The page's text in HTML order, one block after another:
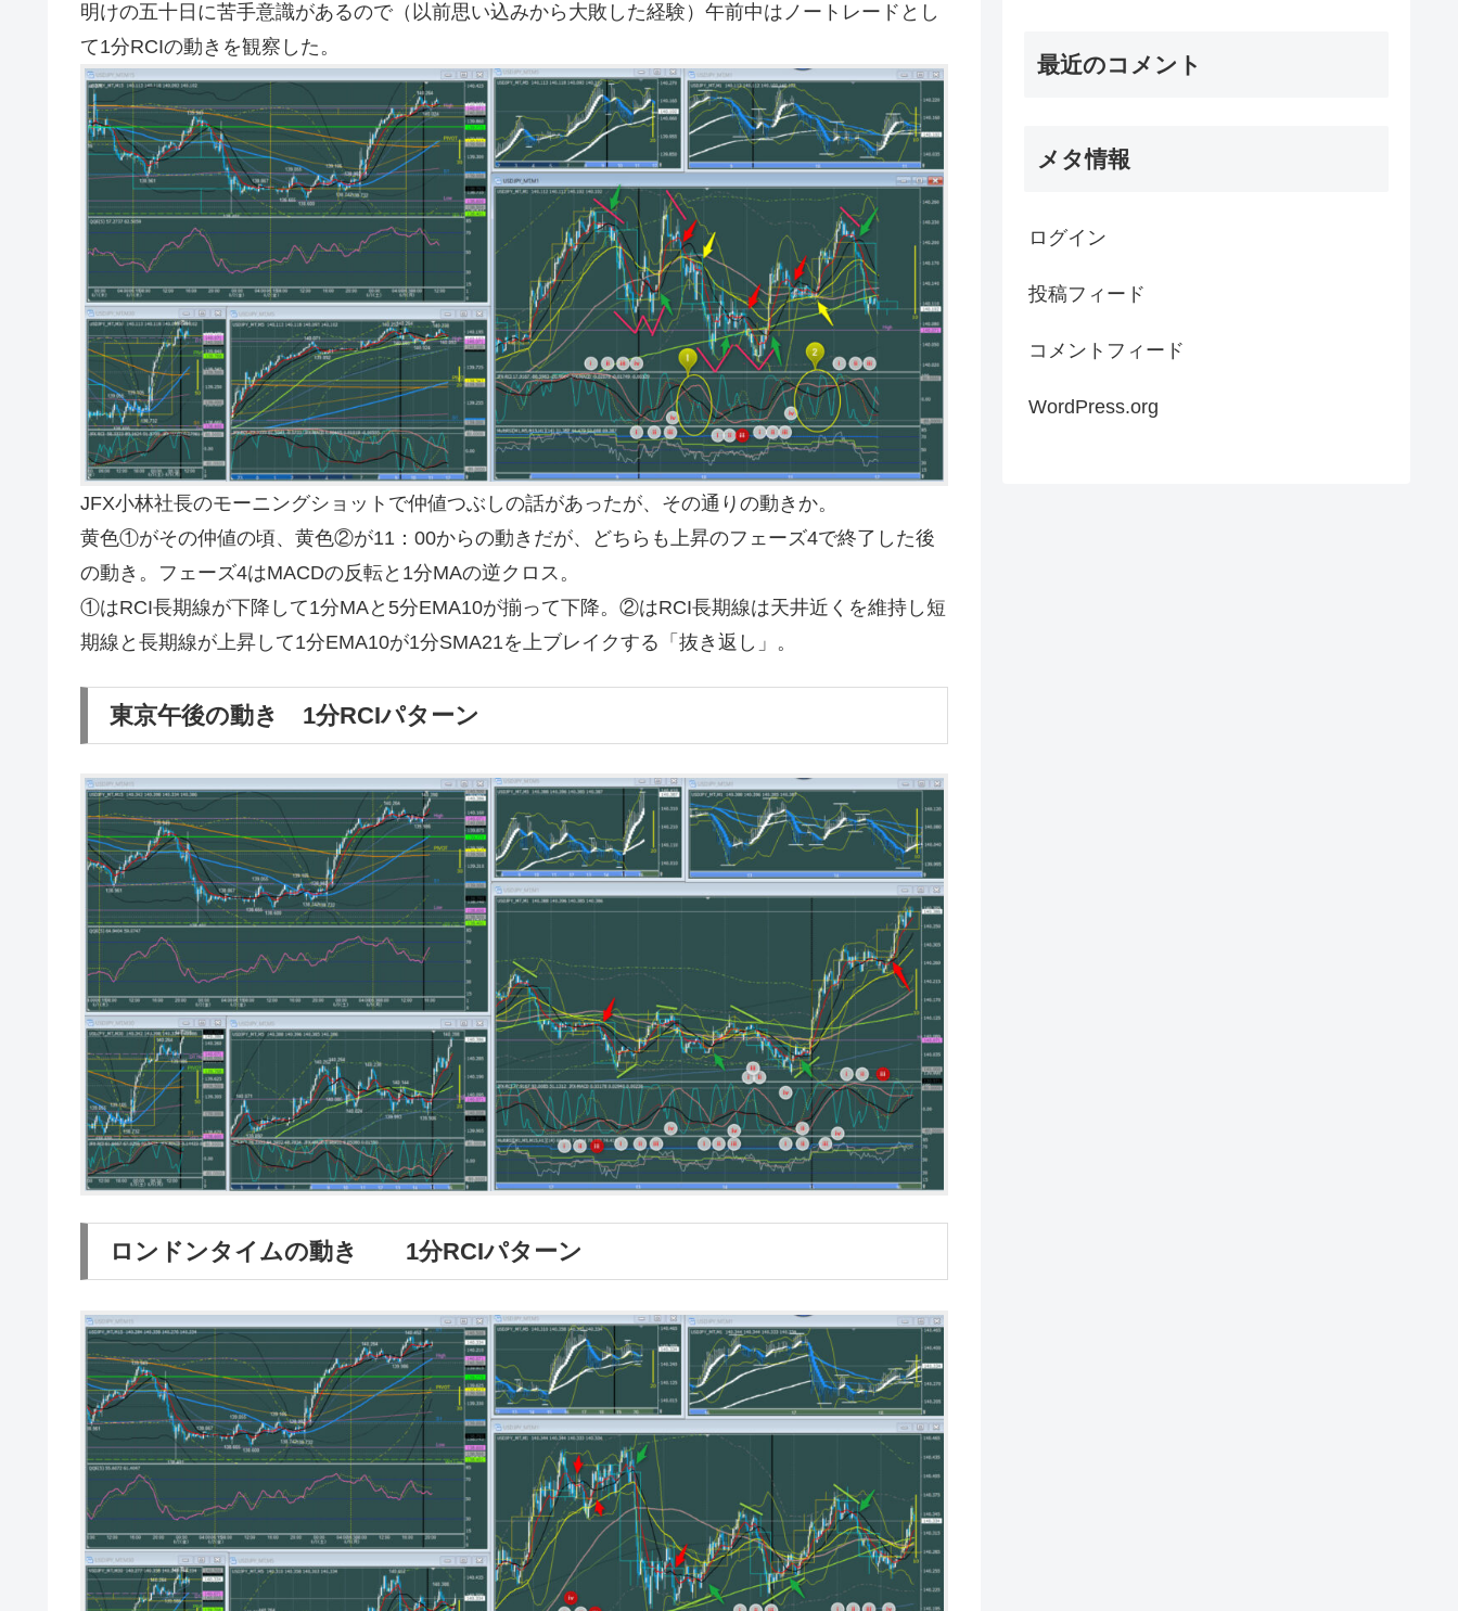
明けの五十日に苦手意識があるので（以前思い込みから大敗した経験）午前中はノートレードとし
て1分RCIの動きを観察した。
JFX小林社長のモーニングショットで仲値つぶしの話があったが、その通りの動きか。
黄色①がその仲値の頃、黄色②が11：00からの動きだが、どちらも上昇のフェーズ4で終了した後
の動き。フェーズ4はMACDの反転と1分MAの逆クロス。
①はRCI長期線が下降して1分MAと5分EMA10が揃って下降。②はRCI長期線は天井近くを維持し短
期線と長期線が上昇して1分EMA10が1分SMA21を上ブレイクする「抜き返し」。
東京午後の動き 1分RCIパターン
ロンドンタイムの動き 1分RCIパターン
最近のコメント
メタ情報
ログイン
投稿フィード
コメントフィード
WordPress.org